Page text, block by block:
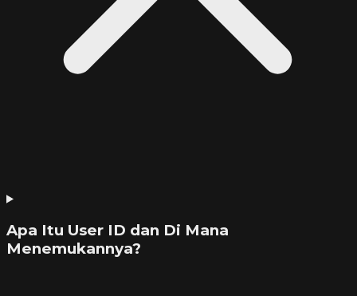
Apa Itu User ID dan Di Mana
Menemukannya?